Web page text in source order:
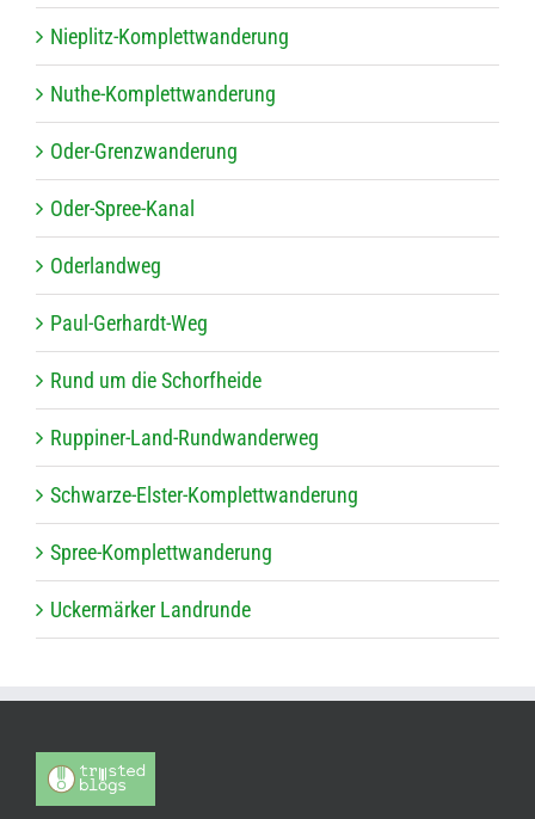
Nie­plitz-Kom­plett­wan­de­rung
Nuthe-Kom­plett­wan­de­rung
Oder-Grenz­wan­de­rung
Oder-Spree-Kanal
Oder­land­weg
Paul-Ger­hardt-Weg
Rund um die Schorfheide
Rup­pi­ner-Land-Rund­wan­der­weg
Schwarze-Els­ter-Kom­plett­wan­de­rung
Spree-Kom­plett­wan­de­rung
Ucker­mär­ker Landrunde